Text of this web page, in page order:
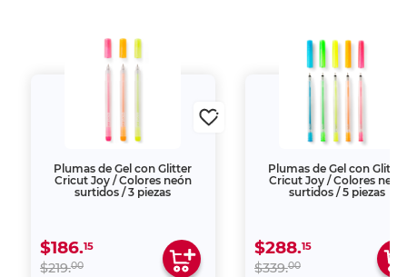
Plumas de Gel con Glitter
Cricut Joy / Colores neón
surtidos / 3 piezas
$186.15
$219.00
Plumas de Gel con Glitter
Cricut Joy / Colores neón
surtidos / 5 piezas
$288.15
$339.00